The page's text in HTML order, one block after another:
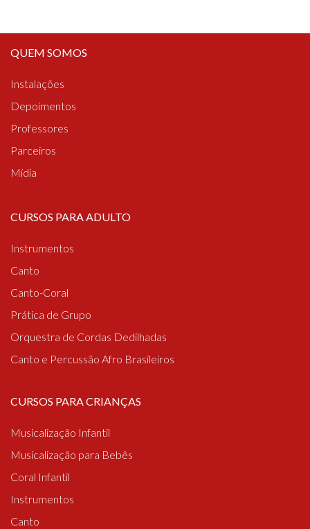
QUEM SOMOS
Instalações
Depoimentos
Professores
Parceiros
Mídia
CURSOS PARA ADULTO
Instrumentos
Canto
Canto-Coral
Prática de Grupo
Orquestra de Cordas Dedilhadas
Canto e Percussão Afro Brasileiros
CURSOS PARA CRIANÇAS
Musicalização Infantil
Musicalização para Bebês
Coral Infantil
Instrumentos
Canto